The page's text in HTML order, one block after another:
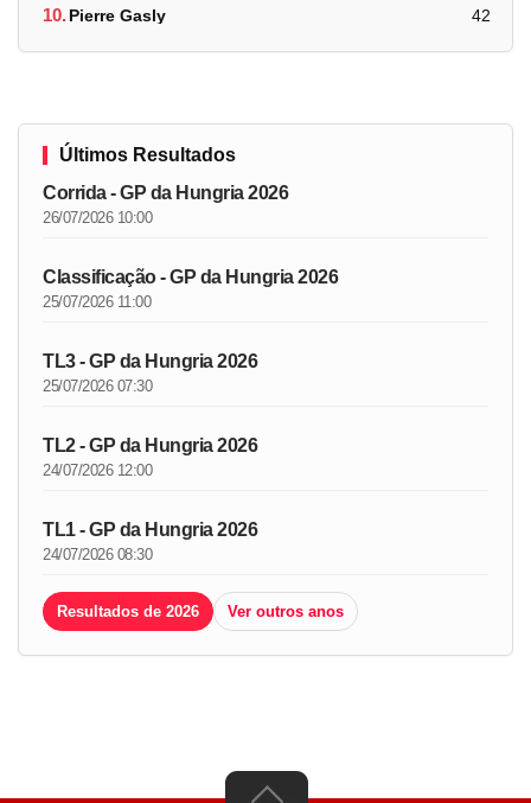
10.Pierre Gasly 42
Últimos Resultados
Corrida - GP da Hungria 2026
26/07/2026 10:00
Classificação - GP da Hungria 2026
25/07/2026 11:00
TL3 - GP da Hungria 2026
25/07/2026 07:30
TL2 - GP da Hungria 2026
24/07/2026 12:00
TL1 - GP da Hungria 2026
24/07/2026 08:30
Resultados de 2026 Ver outros anos